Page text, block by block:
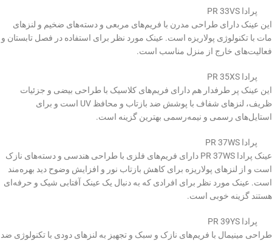
پرادا PR 33VS
این عینک دارای طراحی مدرن با فریم‌های مربعی و دسته‌های ضخیم و لنزهای
مات با تکنولوژی پولاریزه است. عینک مورد نظر برای استفاده در فصل تابستان و
فعالیت‌های خارج از منزل مناسب است.
پرادا PR 35XS
این عینک پر طرفدار هم دارای فریم‌های کلاسیک با طراحی بیضی و جزئیات
ظریف، لنزهای شفاف با پوشش ضد بازتاب و محافظ UV است و برای
استایل‌های رسمی و نیمه‌رسمی بهترین گزینه است.
پرادا PR 37WS
عینک پرادا PR 37WS دارای فریم‌های فلزی با طراحی هندسی و دسته‌های نازک
است و از لنزهای پولاریزه برای کاهش بازتاب نور و افزایش وضوح دید بهره‌مند
است. عینک مورد نظر برای افرادی که به دنبال یک عینک آفتابی شیک و حرفه‌ای
هستند گزینه خوبی است.
پرادا PR 39YS
طراحی مینیمال با فریم‌های نازک و سبک و تجهیز به لنزهای دودی با تکنولوژی ضد